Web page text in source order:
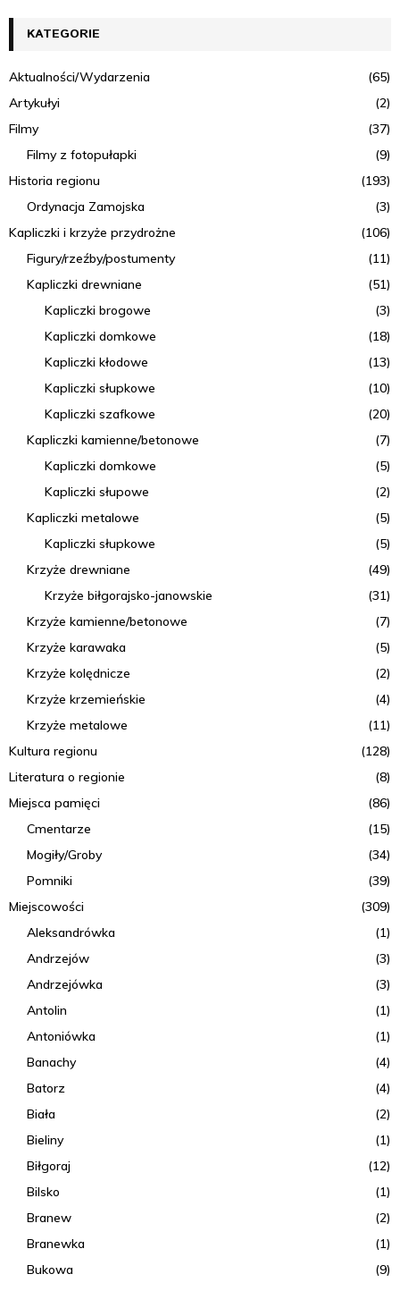
KATEGORIE
Aktualności/Wydarzenia
(65)
Artykułyi
(2)
Filmy
(37)
Filmy z fotopułapki
(9)
Historia regionu
(193)
Ordynacja Zamojska
(3)
Kapliczki i krzyże przydrożne
(106)
Figury/rzeźby/postumenty
(11)
Kapliczki drewniane
(51)
Kapliczki brogowe
(3)
Kapliczki domkowe
(18)
Kapliczki kłodowe
(13)
Kapliczki słupkowe
(10)
Kapliczki szafkowe
(20)
Kapliczki kamienne/betonowe
(7)
Kapliczki domkowe
(5)
Kapliczki słupowe
(2)
Kapliczki metalowe
(5)
Kapliczki słupkowe
(5)
Krzyże drewniane
(49)
Krzyże biłgorajsko-janowskie
(31)
Krzyże kamienne/betonowe
(7)
Krzyże karawaka
(5)
Krzyże kolędnicze
(2)
Krzyże krzemieńskie
(4)
Krzyże metalowe
(11)
Kultura regionu
(128)
Literatura o regionie
(8)
Miejsca pamięci
(86)
Cmentarze
(15)
Mogiły/Groby
(34)
Pomniki
(39)
Miejscowości
(309)
Aleksandrówka
(1)
Andrzejów
(3)
Andrzejówka
(3)
Antolin
(1)
Antoniówka
(1)
Banachy
(4)
Batorz
(4)
Biała
(2)
Bieliny
(1)
Biłgoraj
(12)
Bilsko
(1)
Branew
(2)
Branewka
(1)
Bukowa
(9)